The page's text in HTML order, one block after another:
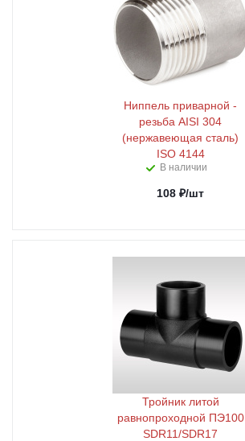
Ниппель приварной -
резьба AISI 304
(нержавеющая сталь)
ISO 4144
В наличии
108 ₽/шт
Тройник литой
равнопроходной ПЭ100
SDR11/SDR17